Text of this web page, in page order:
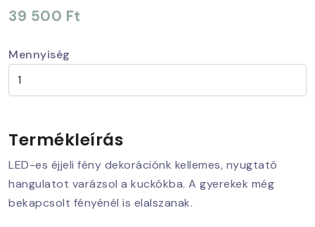
39 500 Ft
Mennyiség
Termékleírás
LED-es éjjeli fény dekorációnk kellemes, nyugtató
hangulatot varázsol a kuckókba. A gyerekek még
bekapcsolt fényénél is elalszanak.